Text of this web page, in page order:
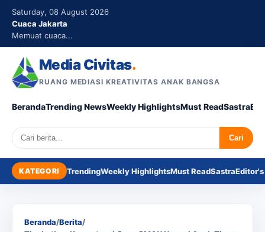
Saturday, 08 August 2026
Cuaca Jakarta
Memuat cuaca...
Media Civitas.
RUANG MEDIASI KREATIVITAS ANAK BANGSA
BerandaTrending NewsWeekly HighlightsMust ReadSastra
Search Cari
KATEGORI TrendingWeekly HighlightsMust ReadSastra
Beranda/Berita/